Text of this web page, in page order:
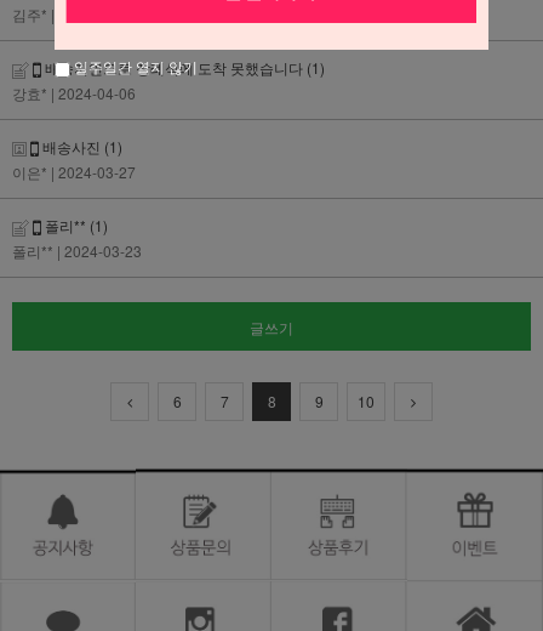
김주* | 2024-05-07
배송지연으로 장례식에 도착 못했습니다 (1)
강효* | 2024-04-06
배송사진 (1)
이은* | 2024-03-27
폴리** (1)
폴리** | 2024-03-23
글쓰기
6 7 8 9 10
일주일간 열지 않기